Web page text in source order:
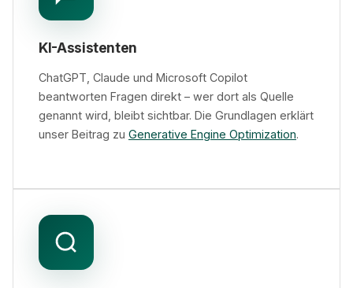
KI-Assistenten
ChatGPT, Claude und Microsoft Copilot
beantworten Fragen direkt – wer dort als Quelle
genannt wird, bleibt sichtbar. Die Grundlagen erklärt
unser Beitrag zu Generative Engine Optimization.